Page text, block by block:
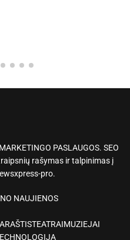
PASLAUGOS. SEO
rašymas ir talpinimas į
pro.
NAUJIENOS
TEATRAIMUZIEJAI